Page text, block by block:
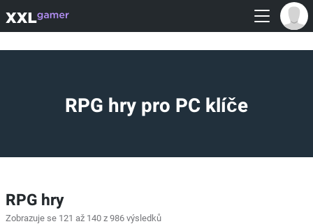
RPG hry pro PC klíče
RPG hry
Zobrazuje se 121 až 140 z 986 výsledků